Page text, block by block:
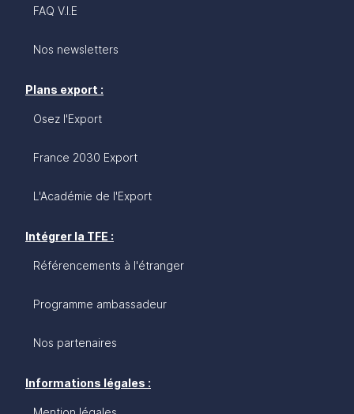
FAQ V.I.E
Nos newsletters
Plans export :
Osez l'Export
France 2030 Export
L'Académie de l'Export
Intégrer la TFE :
Référencements à l'étranger
Programme ambassadeur
Nos partenaires
Informations légales :